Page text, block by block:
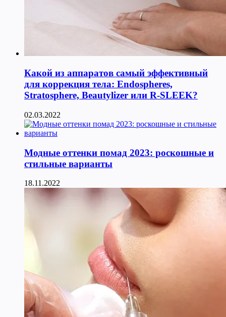
Какой из аппаратов самый эффективный
для коррекция тела: Endospheres,
Stratosphere, Beautylizer или R-SLEEK?
02.03.2022
Модные оттенки помад 2023: роскошные и
стильные варианты
18.11.2022